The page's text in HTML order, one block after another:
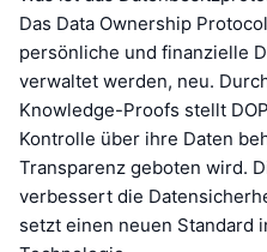
Das Data Ownership
persönliche und finanzielle
verwaltet werden, neu.
Knowledge-Proofs stellt
Kontrolle über ihre Daten
Transparenz geboten wird.
verbessert die
setzt einen neuen Standard